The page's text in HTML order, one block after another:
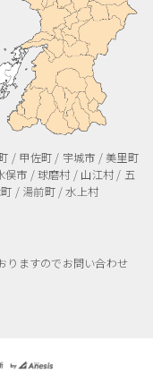
/ 甲佐町 / 宇城市 / 美里町
市 / 球磨村 / 山江村 / 五
/ 湯前町 / 水上村
りますのでお問い合わせ